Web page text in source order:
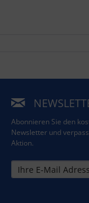
Abonnieren Sie den
Newsletter und
Aktion.